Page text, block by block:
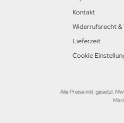
Kontakt
Widerrufsrecht
Lieferzeit
Cookie
Alle Preise inkl. gesetzl.